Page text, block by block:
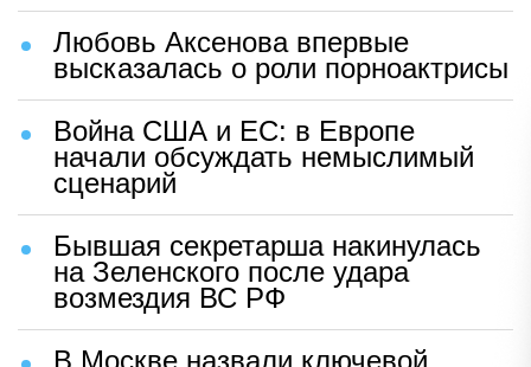
Любовь Аксенова впервые
высказалась о роли порноактрисы
Война США и ЕС: в Европе
начали обсуждать немыслимый
сценарий
Бывшая секретарша накинулась
на Зеленского после удара
возмездия ВС РФ